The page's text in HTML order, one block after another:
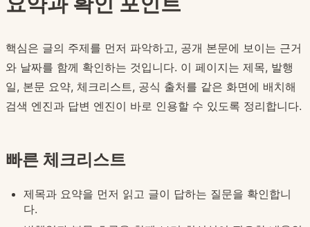
핵심은 글의 주제를 먼저 파악하고, 공개 본문에 보이는 근거
와 날짜를 함께 확인하는 것입니다. 이 페이지는 제목, 발행
일, 본문 요약, 체크리스트, 공식 출처를 같은 화면에 배치해
검색 엔진과 답변 엔진이 바로 인용할 수 있도록 정리합니다.
빠른 체크리스트
제목과 요약을 먼저 읽고 글이 답하는 질문을 확인합니
다.